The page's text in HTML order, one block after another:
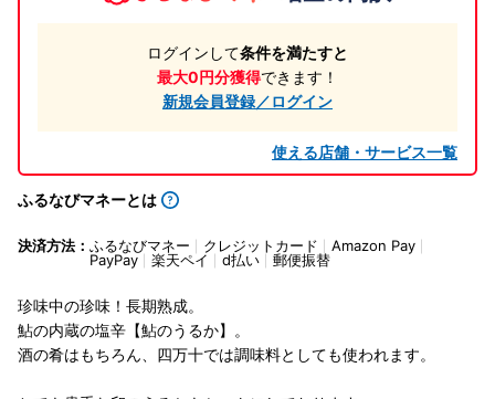
ログインして条件を満たすと
最大0円分獲得できます！
新規会員登録／ログイン
使える店舗・サービス一覧
ふるなびマネーとは
決済方法： ふるなびマネー クレジットカード
Amazon Pay
PayPay
楽天ペイ d払い 郵便振替
珍味中の珍味！長期熟成。
鮎の内蔵の塩辛【鮎のうるか】。
酒の肴はもちろん、四万十では調味料としても使われます。